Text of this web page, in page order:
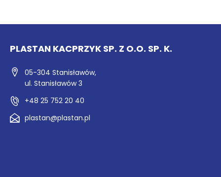
PLASTAN KACPRZYK SP. Z O.O. SP. K.
05-304 Stanisławów,
ul. Stanisławów 3
+48 25 752 20 40
plastan@plastan.pl